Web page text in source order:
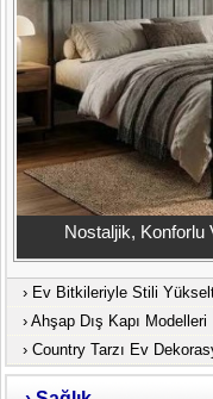
Nostaljik, Konforlu
› Ev Bitkileriyle Stili
› Ahşap Dış Kapı Modelleri
› Country Tarzı Ev